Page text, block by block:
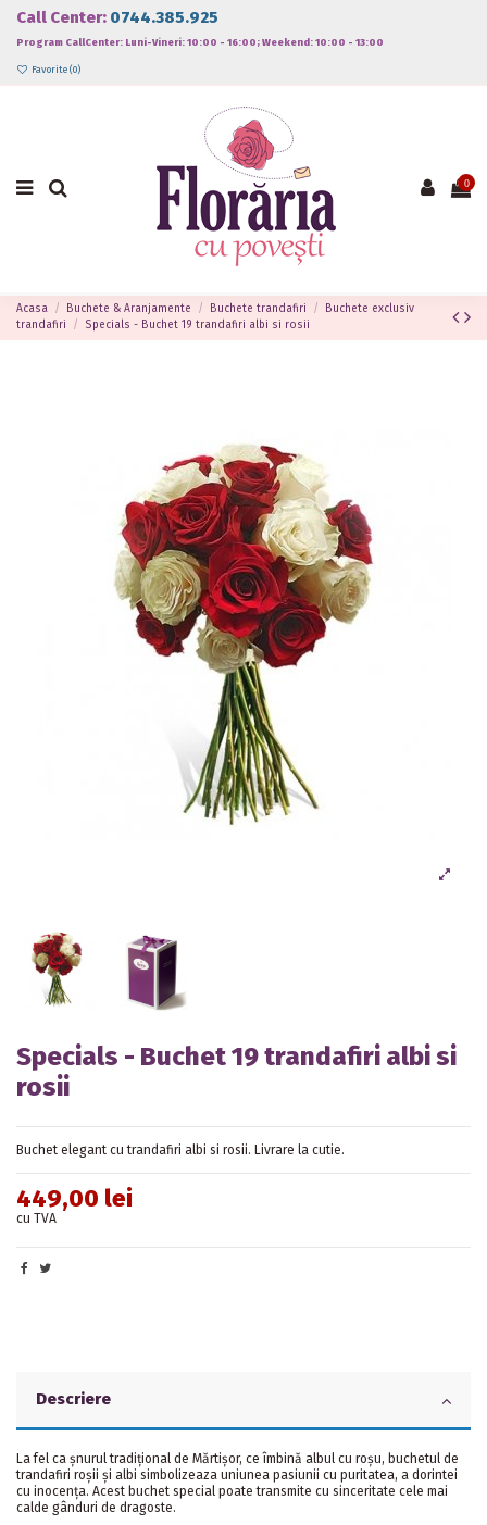
Call Center: 0744.385.925
Program CallCenter: Luni-Vineri: 10:00 - 16:00; Weekend: 10:00 - 13:00
Favorite (0)
0
Acasa Buchete & Aranjamente Buchete trandafiri
Buchete exclusiv
trandafiri
Specials - Buchet 19 trandafiri albi si rosii
Specials - Buchet 19 trandafiri albi si
rosii
Buchet elegant cu trandafiri albi si rosii. Livrare la cutie.
449,00 lei
cu TVA
Descriere
La fel ca șnurul tradițional de Mărtișor, ce îmbină albul cu roșu, buchetul de
trandafiri roșii și albi simbolizeaza uniunea pasiunii cu puritatea, a dorintei
cu inocența. Acest buchet special poate transmite cu sinceritate cele mai
calde gânduri de dragoste.